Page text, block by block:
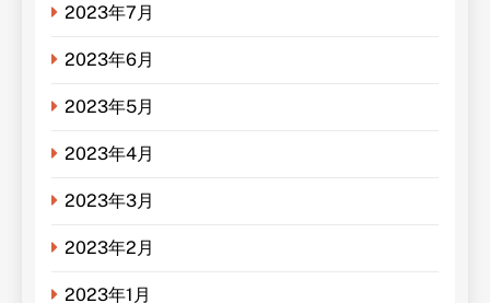
2023年7月
2023年6月
2023年5月
2023年4月
2023年3月
2023年2月
2023年1月